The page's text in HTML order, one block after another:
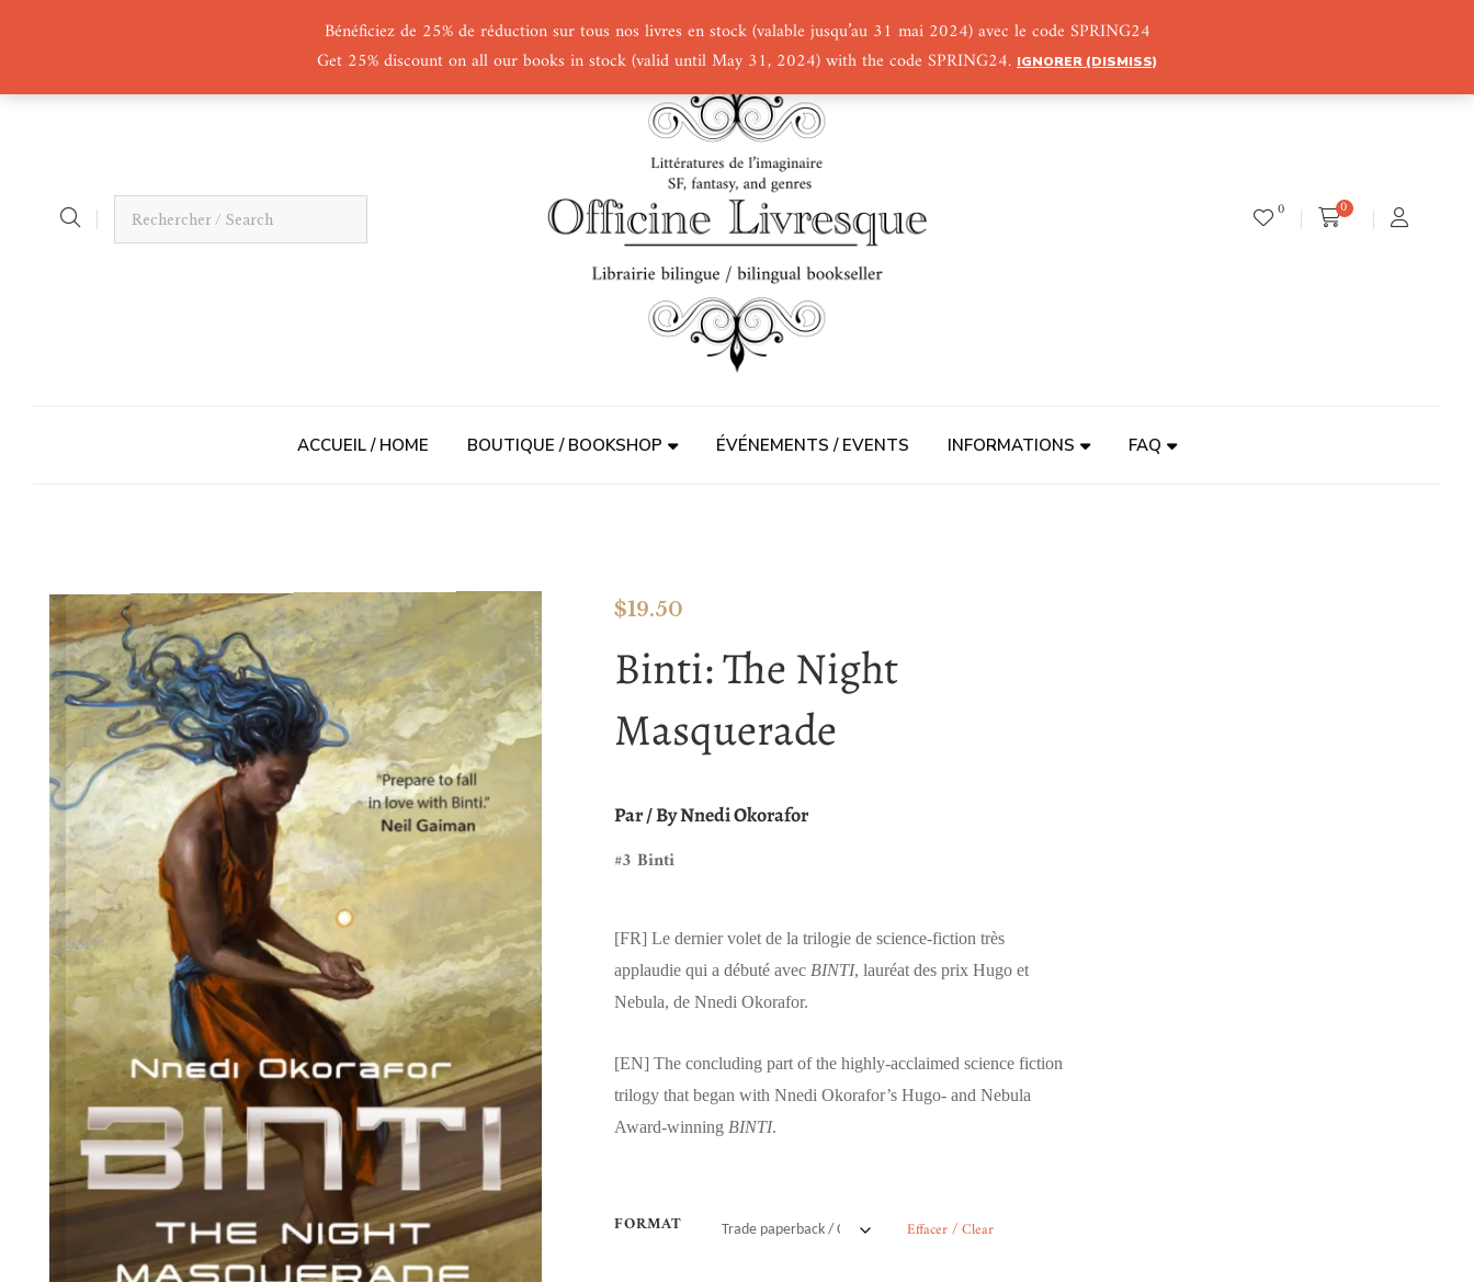
Bénéficiez de 25% de réduction sur tous nos livres en stock (valable jusqu’au 31 mai 2024) avec le code SPRING24
Get 25% discount on all our books in stock (valid until May 31, 2024) with the code SPRING24. IGNORER (DISMISS)
0 0
ACCUEIL / HOME BOUTIQUE / BOOKSHOP ÉVÉNEMENTS / EVENTS INFORMATIONS FAQ
$19.50
Binti: The Night
Masquerade
Par / ByNnedi Okorafor
#3 Binti
[FR]Le dernier volet de la trilogie de science-fiction très
applaudie qui a débuté avec BINTI, lauréat des prix Hugo et
Nebula, de Nnedi Okorafor.
[EN] The concluding part of the highly-acclaimed science fiction
trilogy that began with Nnedi Okorafor’s Hugo- and Nebula
Award-winning BINTI.
FORMAT Effacer / Clear